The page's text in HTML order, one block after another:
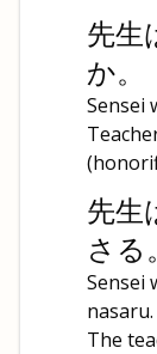
先生
か。
Sensei
先生
さる。
Sensei
nasaru.
The